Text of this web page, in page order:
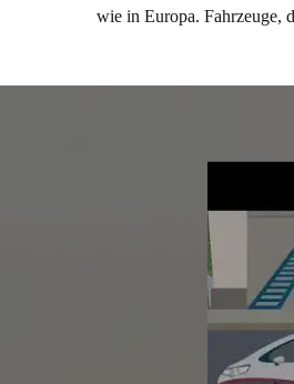
wie in Europa. Fahrzeuge,